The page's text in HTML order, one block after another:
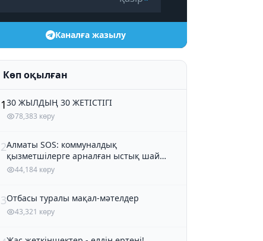
Каналға жазылу
Көп оқылған
130 ЖЫЛДЫҢ 30 ЖЕТІСТІГІ
78,383 көру
2Алматы SOS: коммуналдық
қызметшілерге арналған ыстық шай
және кондитер өнімдері
44,184 көру
3Отбасы туралы мақал-мәтелдер
43,321 көру